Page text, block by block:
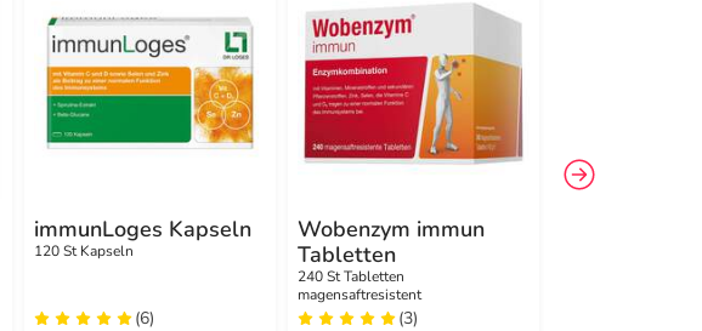
immunLoges Kapseln
120 St Kapseln
(6)
Wobenzym immun
Tabletten
240 St Tabletten
magensaftresistent
(3)